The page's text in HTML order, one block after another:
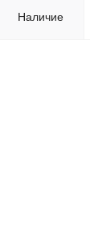
Наличие